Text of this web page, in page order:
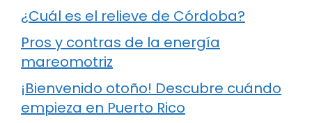
¿Cuál es el relieve de Córdoba?
Pros y contras de la energía
mareomotriz
¡Bienvenido otoño! Descubre cuándo
empieza en Puerto Rico